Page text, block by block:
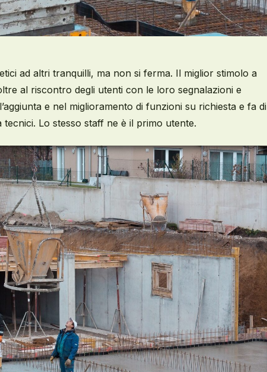
ad altri tranquilli, ma non si ferma. Il miglior stimolo a
al riscontro degli utenti con le loro segnalazioni e
e nel miglioramento di funzioni su richiesta e fa di
tecnici. Lo stesso staff ne è il primo utente.